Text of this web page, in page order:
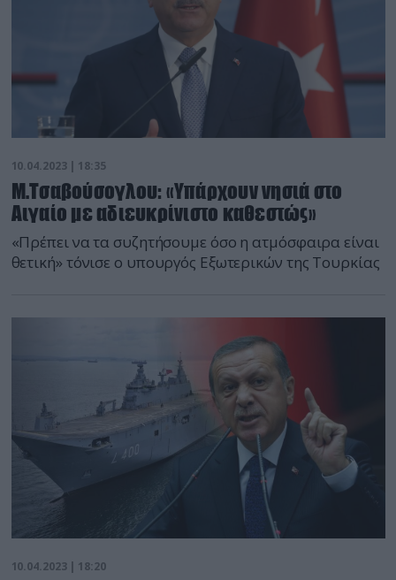
10.04.2023 | 18:35
Μ.Τσαβούσογλου: «Υπάρχουν νησιά στο
Αιγαίο με αδιευκρίνιστο καθεστώς»
«Πρέπει να τα συζητήσουμε όσο η ατμόσφαιρα είναι
θετική» τόνισε ο υπουργός Εξωτερικών της Τουρκίας
10.04.2023 | 18:20